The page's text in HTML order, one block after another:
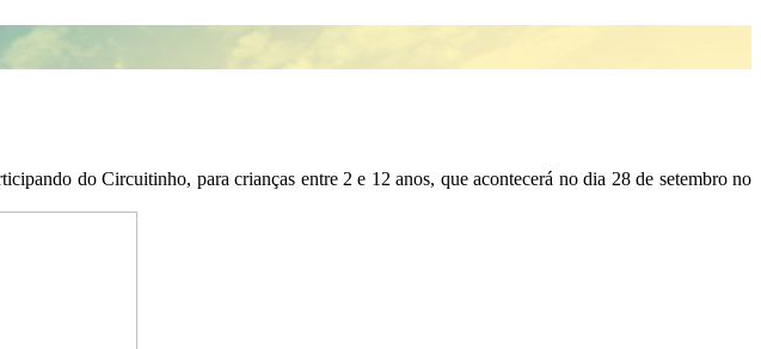
do Circuitinho, para crianças entre 2 e 12 anos, que acontecerá no dia 28 de setembro no